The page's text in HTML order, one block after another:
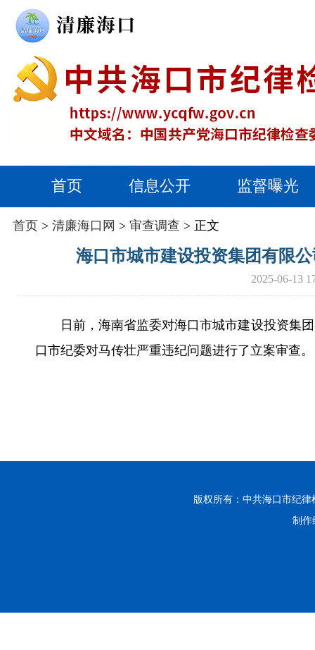
首页 信息公开 监督曝光
首页 > 清廉海口网 > 审查调查 > 正文
海口市城市建设投资集团有限
2025-06-13
日前，海南省监委对海口市城市建设投资集
口市纪委对马传壮严重违纪问题进行了立案审查。
版权所有：中共海口市纪
制作